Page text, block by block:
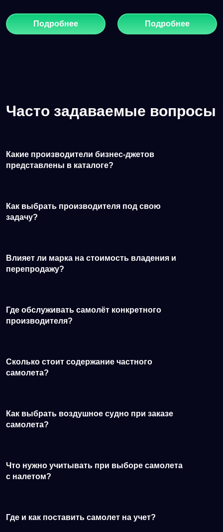
Подробнее Подробнее
Часто задаваемые вопросы
Какие производители бизнес-джетов
представлены в каталоге?
Как выбрать производителя под свою
задачу?
Влияет ли марка на стоимость владения и
перепродажу?
Где обслуживать самолёт конкретного
производителя?
Сколько стоит содержание частного
самолета?
Как выбрать воздушное судно при заказе
самолета?
Что нужно учитывать при выборе самолета
с налетом?
Где и как поставить самолет на учет?